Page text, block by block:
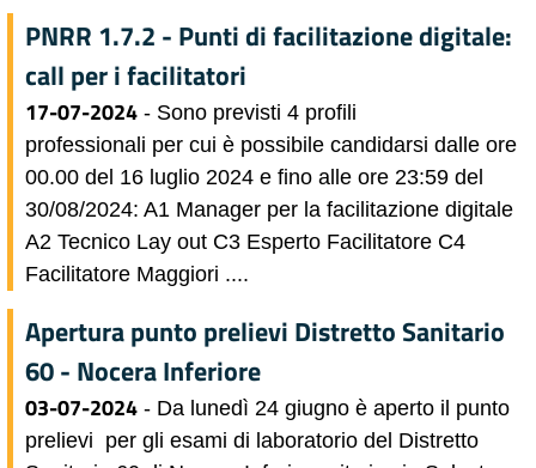
PNRR 1.7.2 - Punti di facilitazione digitale:
call per i facilitatori
17-07-2024 - Sono previsti 4 profili
professionali per cui è possibile candidarsi dalle ore
00.00 del 16 luglio 2024 e fino alle ore 23:59 del
30/08/2024: A1 Manager per la facilitazione digitale
A2 Tecnico Lay out C3 Esperto Facilitatore C4
Facilitatore Maggiori ....
Apertura punto prelievi Distretto Sanitario
60 - Nocera Inferiore
03-07-2024 - Da lunedì 24 giugno è aperto il punto
prelievi per gli esami di laboratorio del Distretto